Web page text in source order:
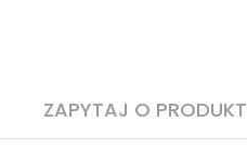
ZAPYTAJ O PRODUKT